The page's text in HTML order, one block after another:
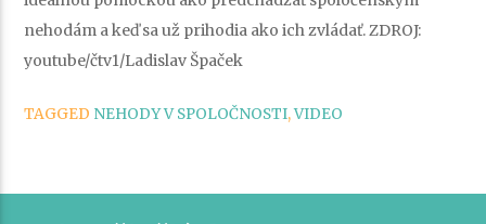
nehodám a keď sa už prihodia ako ich zvládať. ZDROJ:
youtube/čtv1/Ladislav Špaček
TAGGED NEHODY V SPOLOČNOSTI,VIDEO